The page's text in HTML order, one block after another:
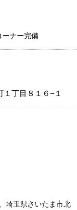
ーナー完備
丁目８１６−１
埼玉県さいたま市北